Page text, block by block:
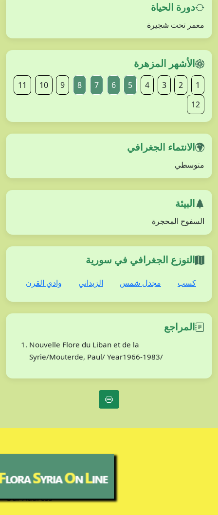
دورة الحياة
معمر تحت شجيرة
الأشهر المزهرة
1
2
3
4
5
6
7
8
9
10
11
12
الانتماء الجغرافي
متوسطي
البيئة
السفوح المحجرة
التوزع الجغرافي في سورية
كسب مجدل شمس الزبداني وادي القرن
المراجع
Nouvelle Flore du Liban et de la
Syrie/Mouterde, Paul/ Year1966-1983/
Our Address